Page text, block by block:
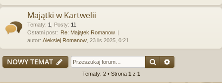
Majątki w Kartwelii
Tematy: 1 Posty: 11
Ostatni post: Re: Majątek Romanow
autor: Aleksiej Romanow , 23 lis 2025, 0:21
NOWY TEMAT Szukaj
Tematy: 2 • Strona 1 z 1